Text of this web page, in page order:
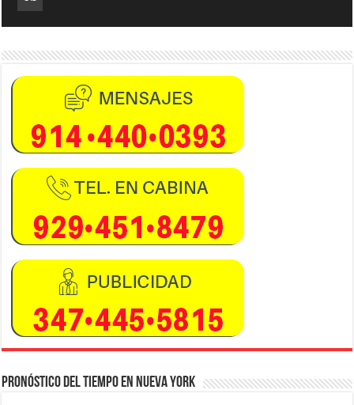
Pronóstico del tiempo en Nueva York